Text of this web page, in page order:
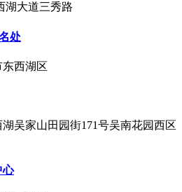
湖大道三秀路
处
西湖区
吴家山田园街171号吴南花园西区
心